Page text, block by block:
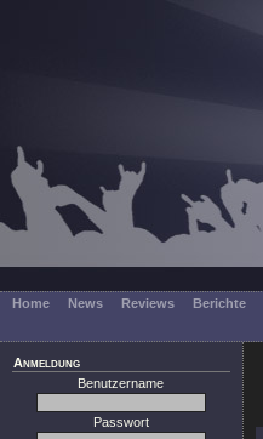
Home News Reviews Berichte
Anmeldung
Benutzername
Passwort